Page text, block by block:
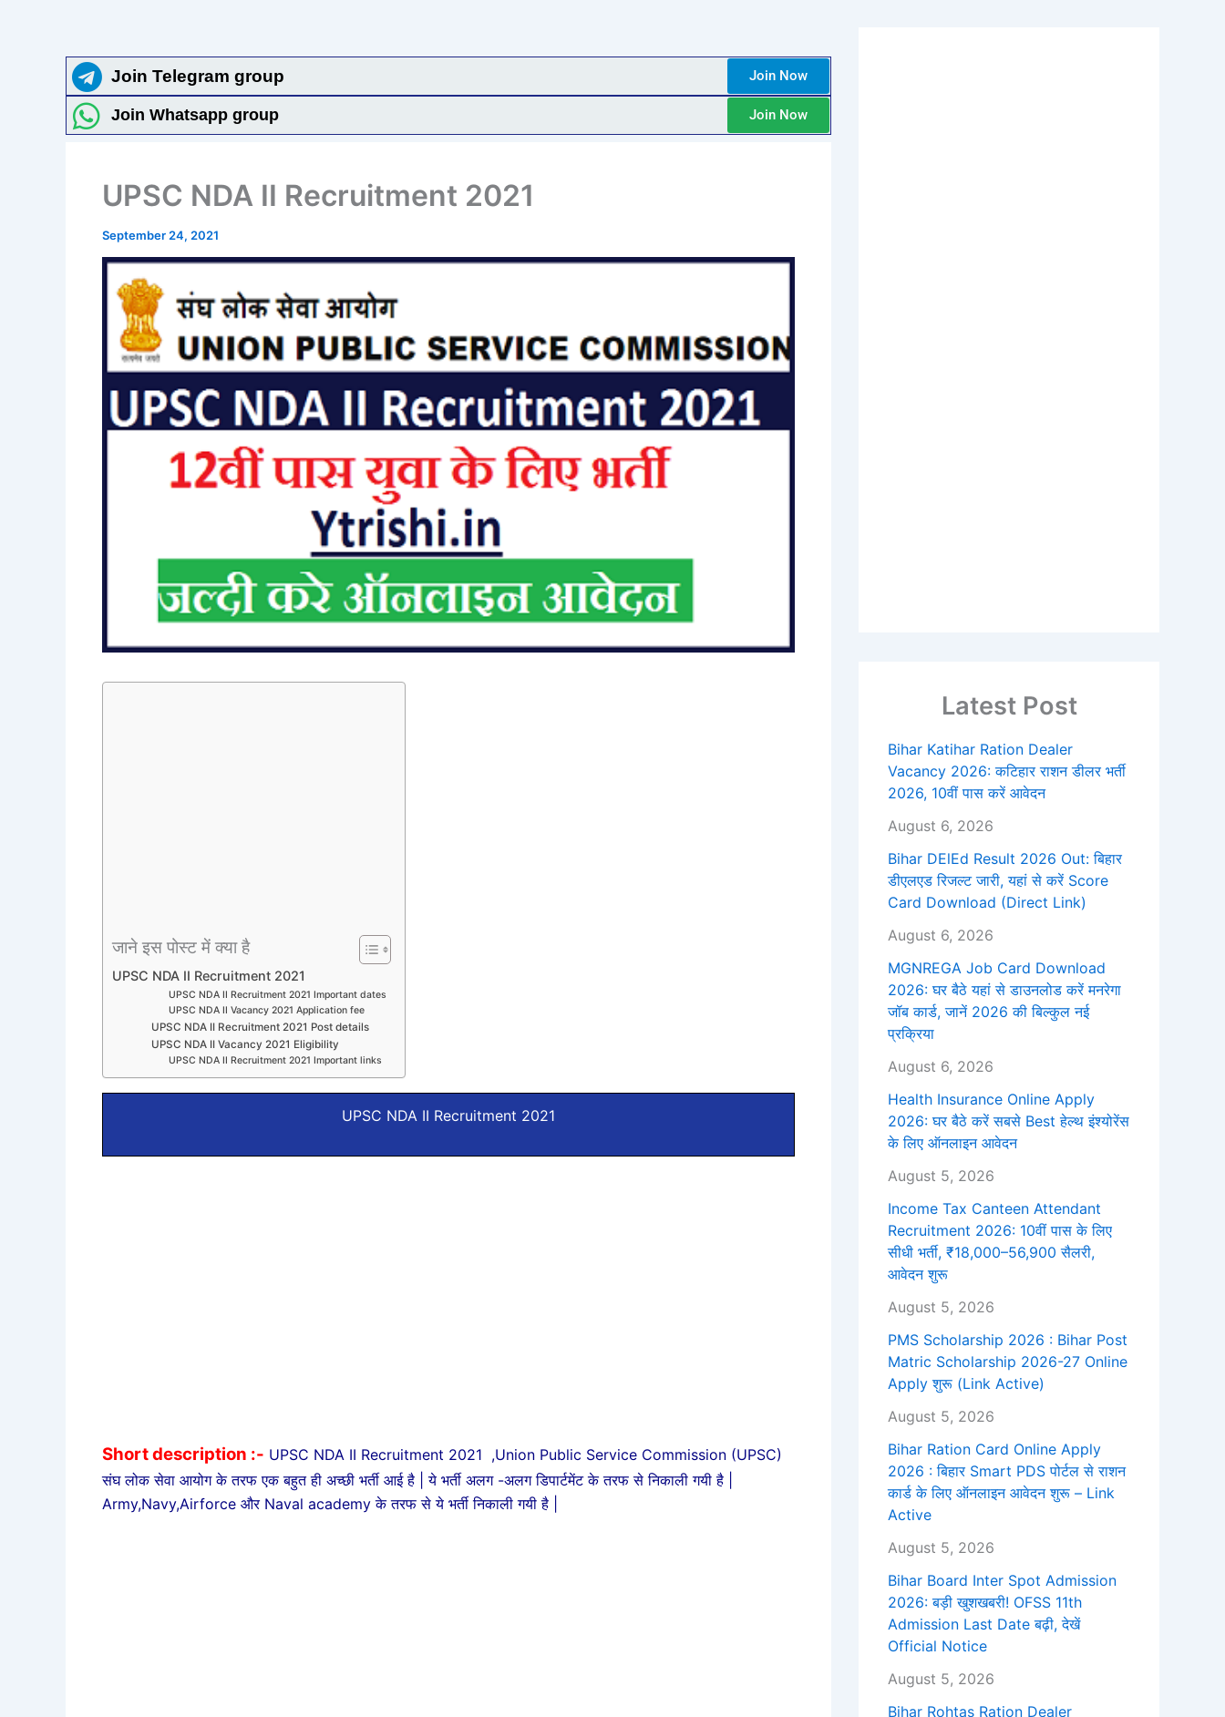
Join Telegram group Join Now
Join Whatsapp group Join Now
UPSC NDA II Recruitment 2021
September 24, 2021
जाने इस पोस्ट में क्या है
UPSC NDA II Recruitment 2021
UPSC NDA II Recruitment 2021 Important dates
UPSC NDA II Vacancy 2021 Application fee
UPSC NDA II Recruitment 2021 Post details
UPSC NDA II Vacancy 2021 Eligibility
UPSC NDA II Recruitment 2021 Important links
UPSC NDA II Recruitment 2021
Short description :- UPSC NDA II Recruitment 2021 ,Union Public Service Commission (UPSC)
संघ लोक सेवा आयोग के तरफ एक बहुत ही अच्छी भर्ती आई है | ये भर्ती अलग -अलग डिपार्टमेंट के तरफ से निकाली गयी है |
Army,Navy,Airforce और Naval academy के तरफ से ये भर्ती निकाली गयी है |
Latest Post
Bihar Katihar Ration Dealer
Vacancy 2026: कटिहार राशन डीलर भर्ती
2026, 10वीं पास करें आवेदन
August 6, 2026
Bihar DElEd Result 2026 Out: बिहार
डीएलएड रिजल्ट जारी, यहां से करें Score
Card Download (Direct Link)
August 6, 2026
MGNREGA Job Card Download
2026: घर बैठे यहां से डाउनलोड करें मनरेगा
जॉब कार्ड, जानें 2026 की बिल्कुल नई
प्रक्रिया
August 6, 2026
Health Insurance Online Apply
2026: घर बैठे करें सबसे Best हेल्थ इंश्योरेंस
के लिए ऑनलाइन आवेदन
August 5, 2026
Income Tax Canteen Attendant
Recruitment 2026: 10वीं पास के लिए
सीधी भर्ती, ₹18,000–56,900 सैलरी,
आवेदन शुरू
August 5, 2026
PMS Scholarship 2026 : Bihar Post
Matric Scholarship 2026-27 Online
Apply शुरू (Link Active)
August 5, 2026
Bihar Ration Card Online Apply
2026 : बिहार Smart PDS पोर्टल से राशन
कार्ड के लिए ऑनलाइन आवेदन शुरू – Link
Active
August 5, 2026
Bihar Board Inter Spot Admission
2026: बड़ी खुशखबरी! OFSS 11th
Admission Last Date बढ़ी, देखें
Official Notice
August 5, 2026
Bihar Rohtas Ration Dealer